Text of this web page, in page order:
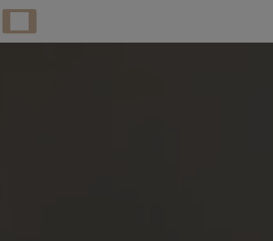
Panneau de gestion des cookies